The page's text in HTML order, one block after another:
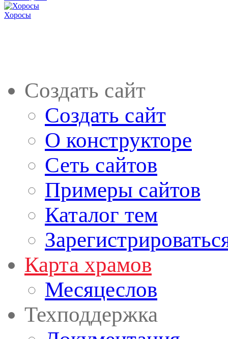
Хоросы
Создать сайт
Создать сайт
О конструкторе
Сеть сайтов
Примеры сайтов
Каталог тем
Карта храмов
Месяцеслов
Техподдержка